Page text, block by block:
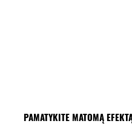
PAMATYKITE MATOMĄ